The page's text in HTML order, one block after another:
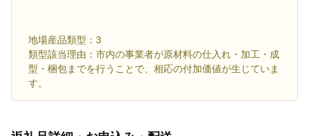
地場産品類型：3
類型該当理由：市内の事業者が原材料の仕入れ・加工・成
型・梱包までを行うことで、相応の付加価値が生じていま
す。